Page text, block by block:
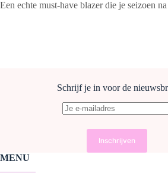
Een echte must-have blazer die je seizoen
Schrijf je in voor de
MENU